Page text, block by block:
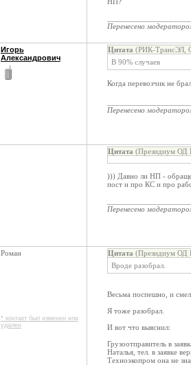
Перенесено
Игорь
Александрович
Цитата (РИК-ТрансЭЛ,
В 90% случаев
Когда перевозчик не
Перенесено
Цитата (Президиум ОД
))) Давно ли НП -
пост и про КС и про
Перенесено
Роман
* контакт был изменен или
удален
Цитата (Президиум ОД
Вроде разобрал.
Весьма поспешно, и
Я тоже разобрал.
И вот что выяснил:
Грузоотправитель в
Наталья, тел. в заявке
Техноэкопром она не